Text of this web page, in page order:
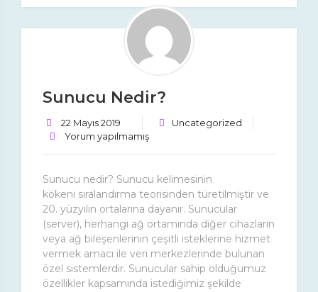
Sunucu Nedir?
22 Mayıs 2019
Uncategorized
Yorum yapılmamış
Sunucu nedir? Sunucu kelimesinin
kökeni sıralandırma teorisinden türetilmiştir ve
20. yüzyılın ortalarına dayanır. Sunucular
(server), herhangi ağ ortamında diğer cihazların
veya ağ bileşenlerinin çeşitli isteklerine hizmet
vermek amacı ile veri merkezlerinde bulunan
özel sistemlerdir. Sunucular sahip olduğumuz
özellikler kapsamında istediğimiz şekilde